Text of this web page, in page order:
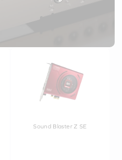
Sound Blaster Z SE